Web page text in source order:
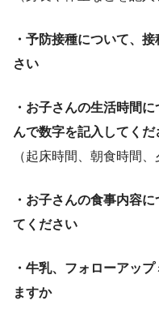
・予防接種について、
さい
・お子さんの生活時間
んで数字を記入してくだ
（起床時間、朝食時間
・お子さんの食事内容
てください
・牛乳、フォローアッ
ますか